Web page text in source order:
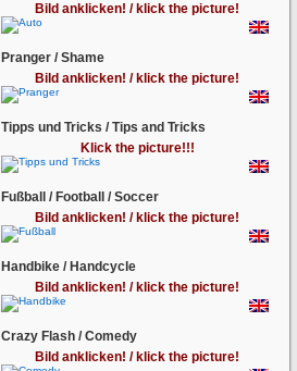
Bild anklicken! / klick the picture!
Pranger / Shame
Bild anklicken! / klick the picture!
Tipps und Tricks / Tips and Tricks
Klick the picture!!!
Fußball / Football / Soccer
Bild anklicken! / klick the picture!
Handbike / Handcycle
Bild anklicken! / klick the picture!
Crazy Flash / Comedy
Bild anklicken! / klick the picture!